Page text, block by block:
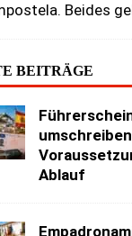
Beides
BEITRÄGE
Ablauf